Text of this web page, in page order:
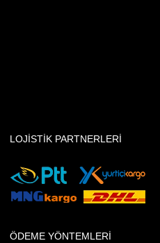
LOJİSTİK PARTNERLERİ
ÖDEME YÖNTEMLERİ